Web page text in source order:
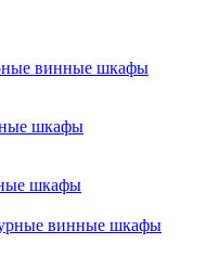
винные шкафы
шкафы
шкафы
винные шкафы